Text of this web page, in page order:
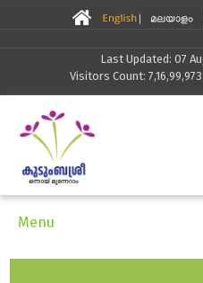
Last Updated: 07
Visitors Count: 7,16,99,973
Menu